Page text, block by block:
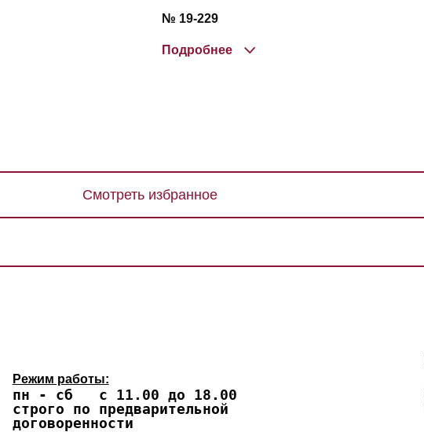
№ 19-229
Подробнее
Смотреть избранное
Режим работы:
пн - сб с 11.00 до 18.00
строго по предварительной
договоренности